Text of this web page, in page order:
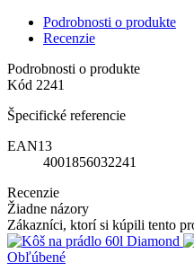
Podrobnosti o produkte
Recenzie
Podrobnosti o produkte
Kód 2241
Špecifické referencie
EAN13
4001856032241
Recenzie
Žiadne názory
Zákazníci, ktorí si kúpili tento
Obľúbené